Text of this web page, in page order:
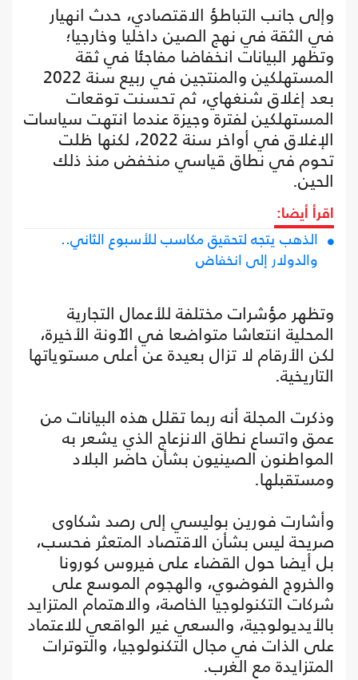
وإلى جانب التباطؤ الاقتصادي، حدث انهيار
في الثقة في نهج الصين داخليا وخارجيا؛
وتظهر البيانات انخفاضا مفاجئا في ثقة
المستهلكين والمنتجين في ربيع سنة 2022
بعد إغلاق شنغهاي، ثم تحسنت توقعات
المستهلكين لفترة وجيزة عندما انتهت سياسات
الإغلاق في أواخر سنة 2022، لكنها ظلت
تحوم في نطاق قياسي منخفض منذ ذلك
الحين.
اقرأ أيضا:
الذهب يتجه لتحقيق مكاسب للأسبوع الثاني..
والدولار إلى انخفاض
وتظهر مؤشرات مختلفة للأعمال التجارية
المحلية انتعاشا متواضعا في الآونة الأخيرة،
لكن الأرقام لا تزال بعيدة عن أعلى مستوياتها
التاريخية.
وذكرت المجلة أنه ربما تقلل هذه البيانات من
عمق واتساع نطاق الانزعاج الذي يشعر به
المواطنون الصينيون بشأن حاضر البلاد
ومستقبلها.
وأشارت فورين بوليسي إلى رصد شكاوى
صريحة ليس بشأن الاقتصاد المتعثر فحسب،
بل أيضا حول القضاء على فيروس كورونا
والخروج الفوضوي، والهجوم الموسع على
شركات التكنولوجيا الخاصة، والاهتمام المتزايد
بالأيديولوجية، والسعي غير الواقعي للاعتماد
على الذات في مجال التكنولوجيا، والتوترات
المتزايدة مع الغرب.